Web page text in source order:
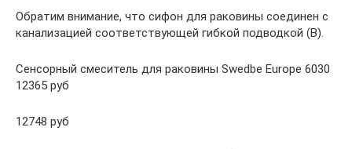
Обратим внимание, что сифон для раковины соединен с
канализацией соответствующей гибкой подводкой (B).
Сенсорный смеситель для раковины Swedbe Europe 6030
12365 руб
12748 руб